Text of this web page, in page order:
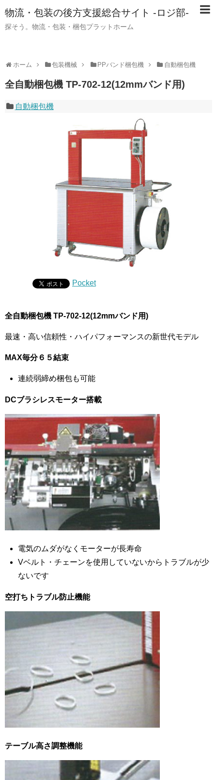
物流・包装の後方支援総合サイト -ロジ部-
探そう。物流・包装・梱包プラットホーム
ホーム 包装機械 PPバンド梱包機 自動梱包機
全自動梱包機 TP-702-12(12mmバンド用)
自動梱包機
Pocket
全自動梱包機 TP-702-12(12mmバンド用)
最速・高い信頼性・ハイパフォーマンスの新世代モデル
MAX毎分６５結束
連続弱締め梱包も可能
DCブラシレスモーター搭載
電気のムダがなくモーターが長寿命
Vベルト・チェーンを使用していないからトラブルが少
ないです
空打ちトラブル防止機能
テーブル高さ調整機能